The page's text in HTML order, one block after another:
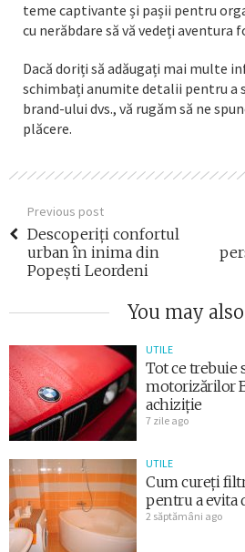
teme captivante și pașii pentru
cu nerăbdare să vă vedeți aventura
Dacă doriți să adăugați mai multe
schimbați anumite detalii pentru a
brand-ului dvs., vă rugăm să ne
plăcere.
Previous post
Descoperiți confortul
urban în inima din
Popești Leordeni
You may
UTILE
Tot ce trebuie
motorizărilor
achiziție
7 zile ago
UTILE
Cum cureți
pentru a evita
2 săptămâni ago